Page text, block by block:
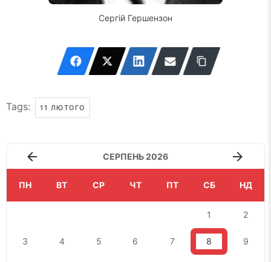
Сергій Гершензон
Tags: 11 ЛЮТОГО
СЕРПЕНЬ 2026
ПН ВТ СР ЧТ ПТ СБ НД
1 2
3 4 5 6 7 8 9